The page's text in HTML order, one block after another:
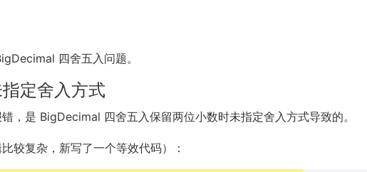
四舍五入问题。
定舍入方式
，是 BigDecimal 四舍五入保留两位小数时未指定舍入方式导致的。
较复杂，新写了一个等效代码）：